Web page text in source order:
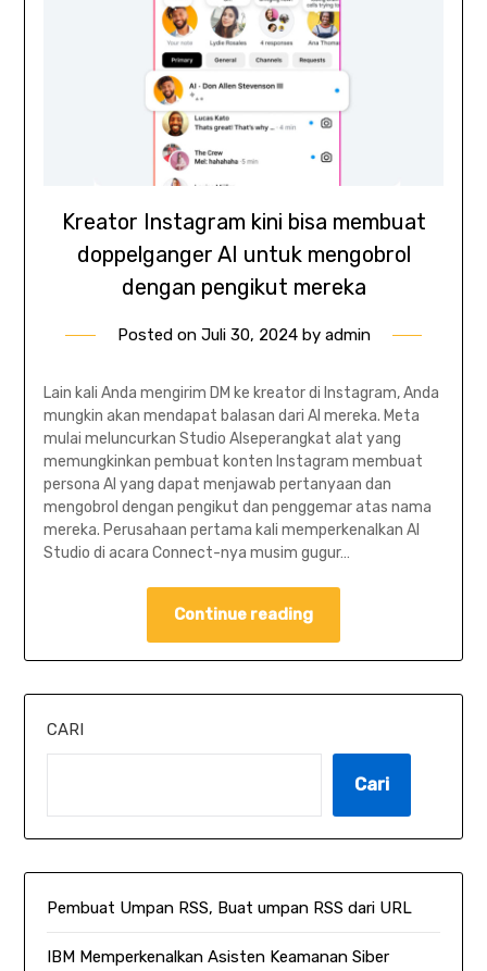
Kreator Instagram kini bisa membuat
doppelganger AI untuk mengobrol
dengan pengikut mereka
Posted on Juli 30, 2024by admin
Lain kali Anda mengirim DM ke kreator di Instagram, Anda
mungkin akan mendapat balasan dari AI mereka. Meta
mulai meluncurkan Studio AIseperangkat alat yang
memungkinkan pembuat konten Instagram membuat
persona AI yang dapat menjawab pertanyaan dan
mengobrol dengan pengikut dan penggemar atas nama
mereka. Perusahaan pertama kali memperkenalkan AI
Studio di acara Connect-nya musim gugur…
Continue reading
CARI
Cari
Pembuat Umpan RSS, Buat umpan RSS dari URL
IBM Memperkenalkan Asisten Keamanan Siber